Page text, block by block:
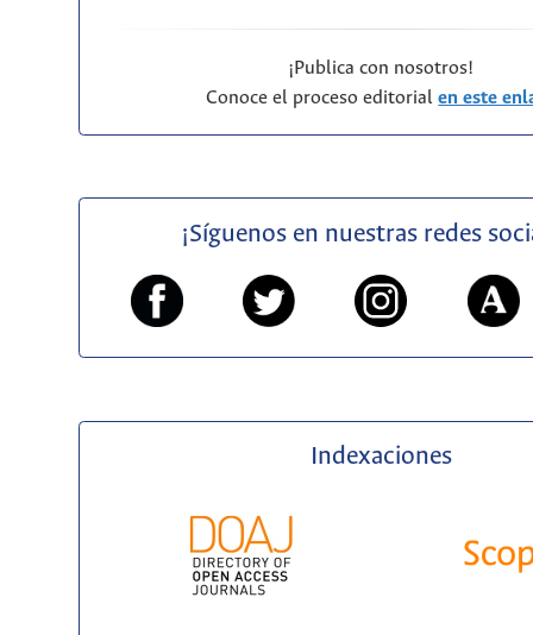
¡Publica con nosotros!
Conoce el proceso editorialen este
¡Síguenos en nuestras redes
Indexaciones